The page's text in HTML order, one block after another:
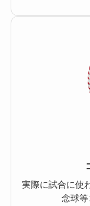
実際に試合に使
念球等